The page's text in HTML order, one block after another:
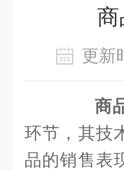
更
商
环节，其技
品的销售表